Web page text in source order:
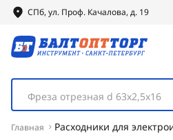
СПб, ул. Проф. Качалова, д. 19
Фреза отрезная d 63х2,5х16
Главная Расходники для